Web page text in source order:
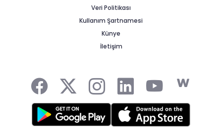
Veri Politikası
Kullanım Şartnamesi
Künye
İletişim